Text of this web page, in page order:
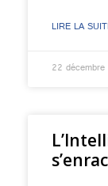
LIRE LA
22